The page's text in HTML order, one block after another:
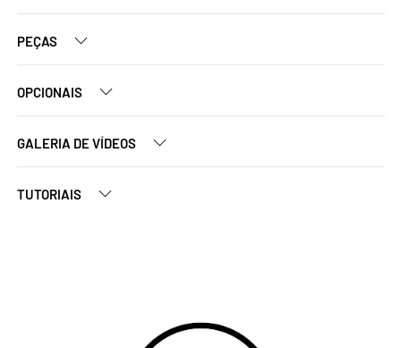
PEÇAS
OPCIONAIS
GALERIA DE VÍDEOS
TUTORIAIS